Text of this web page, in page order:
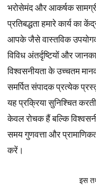
भरोसेमंद और आकर्षक
प्रतिबद्धता हमारे कार्य का
आपके जैसे वास्तविक
विविध अंतर्दृष्टियों और
विश्वसनीयता के उच्चतम
समर्पितसंपादकप्रत्येक
यह प्रक्रिया सुनिश्चित
केवल रोचक हैं बल्कि
समय गुणवत्ता और
करें।
इस